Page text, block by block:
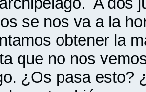
se nos va a la
obtener la
que no nos
¿Os pasa esto?